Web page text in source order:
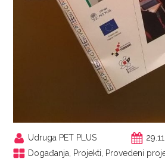
Udruga PET PLUS
Događanja
Projekti
Provedeni